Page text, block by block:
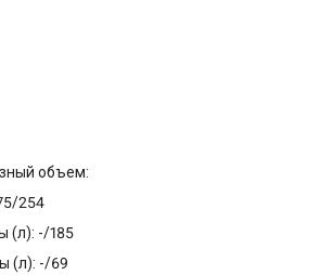
объем:
254
(л): -/185
(л): -/69